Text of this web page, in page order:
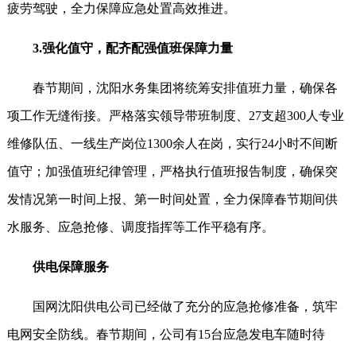
疲劳驾驶，全力保障应急处置高效推进。
3.强化值守，配齐配强值班保障力量
春节期间，沈阳水务集团将统筹安排值班力量，确保各
项工作无缝衔接。严格落实领导带班制度、27支超300人专业
维修队伍、一线生产岗位1300余人在岗，实行24小时不间断
值守；加强值班纪律管理，严格执行值班报告制度，确保突
发情况第一时间上报、第一时间处置，全力保障春节期间供
水服务、应急抢修、调度指挥等工作平稳有序。
供电保障服务
国网沈阳供电公司已经做了充分的应急抢修准备，筑牢
电网安全防线。春节期间，公司有15台应急发电车随时待